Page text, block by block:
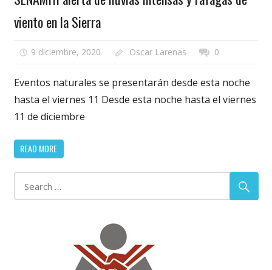
viento en la Sierra
9 diciembre, 2020 Oscar Larenas 0
Eventos naturales se presentarán desde esta noche
hasta el viernes 11 Desde esta noche hasta el viernes
11 de diciembre
READ MORE